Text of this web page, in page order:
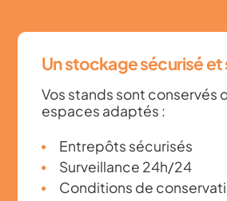
Un stockage sécurisé et
Vos stands sont conservés
espaces adaptés :
Entrepôts sécurisés
Surveillance 24h/24
Conditions de